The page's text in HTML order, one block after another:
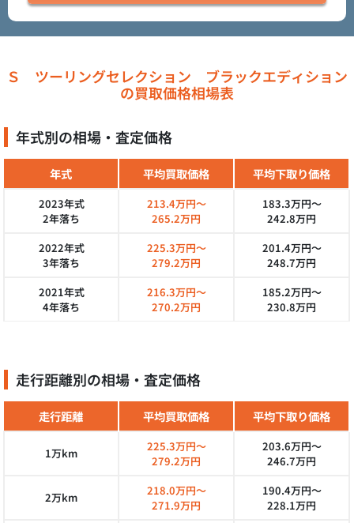
Ｓ ツーリングセレクション ブラックエディション
の買取価格相場表
年式別の相場・査定価格
年式 平均買取価格 平均下取り価格
2023年式
2年落ち
213.4万円～
265.2万円
183.3万円～
242.8万円
2022年式
3年落ち
225.3万円～
279.2万円
201.4万円～
248.7万円
2021年式
4年落ち
216.3万円～
270.2万円
185.2万円～
230.8万円
走行距離別の相場・査定価格
走行距離 平均買取価格 平均下取り価格
1万km
225.3万円～
279.2万円
203.6万円～
246.7万円
2万km
218.0万円～
271.9万円
190.4万円～
228.1万円